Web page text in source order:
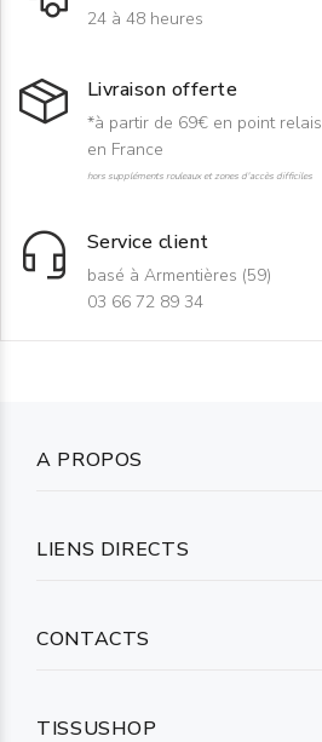
24 à 48 heures
Livraison offerte
*à partir de 69€ en point relais
en France
hors suppléments rouleaux et zones d'accès difficiles
Service client
basé à Armentières (59)
03 66 72 89 34
A PROPOS
LIENS DIRECTS
CONTACTS
TISSUSHOP